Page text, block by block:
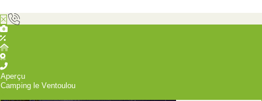
Aperçu
Camping le Ventoulou